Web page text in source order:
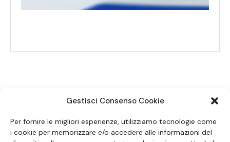
Gestisci Consenso Cookie
Per fornire le migliori esperienze, utilizziamo tecnologie come
i cookie per memorizzare e/o accedere alle informazioni del
SEGUICI SUI SOCIAL